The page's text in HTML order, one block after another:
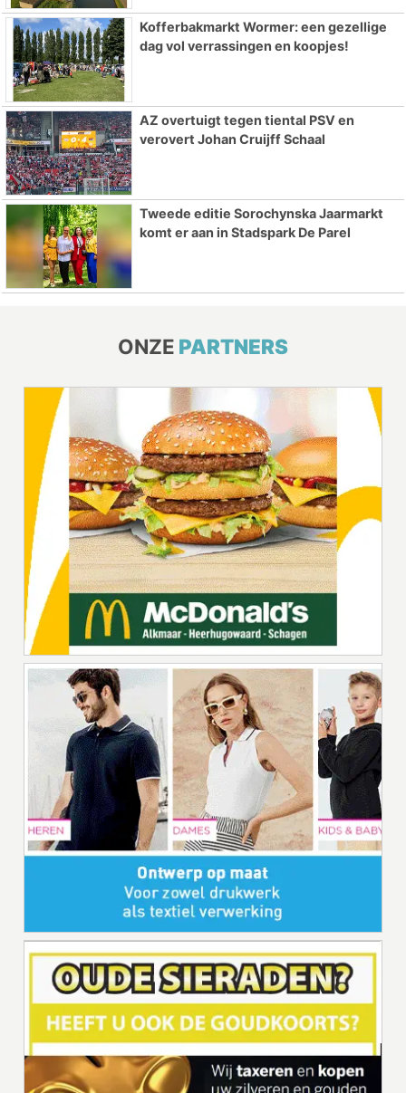
Kofferbakmarkt Wormer: een gezellige
dag vol verrassingen en koopjes!
AZ overtuigt tegen tiental PSV en
verovert Johan Cruijff Schaal
Tweede editie Sorochynska Jaarmarkt
komt er aan in Stadspark De Parel
ONZE PARTNERS